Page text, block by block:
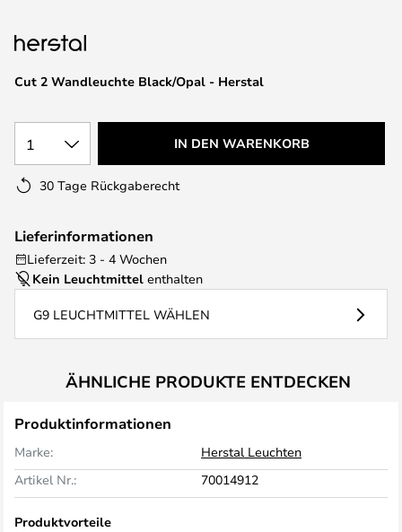
springen
Cut 2 Wandleuchte Black/Opal - Herstal
1 IN DEN WARENKORB
30 Tage Rückgaberecht
Lieferinformationen
Lieferzeit: 3 - 4 Wochen
Kein Leuchtmittel enthalten
G9 LEUCHTMITTEL WÄHLEN
ÄHNLICHE PRODUKTE ENTDECKEN
Produktinformationen
Marke:
Herstal Leuchten
Artikel Nr.:
70014912
Produktvorteile